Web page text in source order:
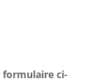
formulaire ci-